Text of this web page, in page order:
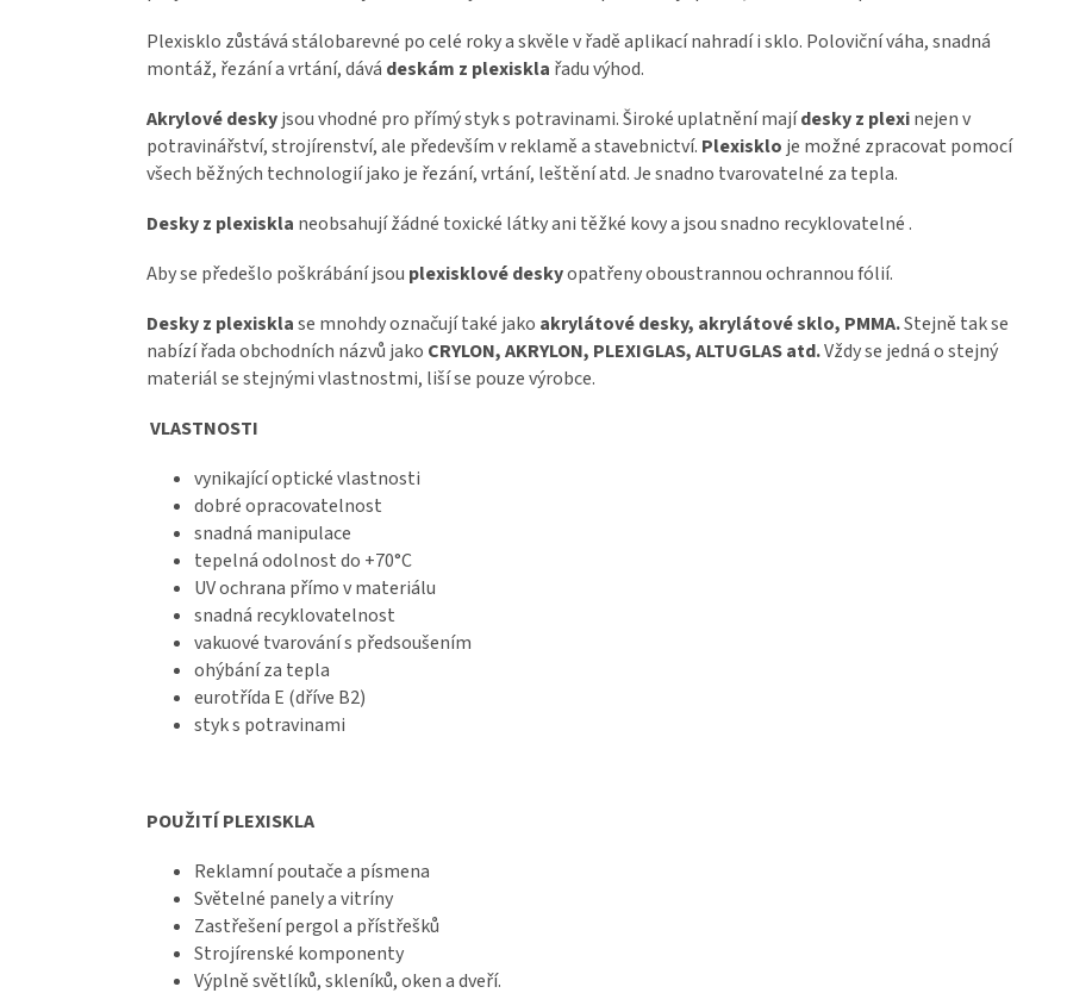
Plexisklo zůstává stálobarevné po celé roky a skvěle v řadě aplikací nahradí i sklo. Poloviční váha, snadná
montáž, řezání a vrtání, dává deskám z plexiskla řadu výhod.
Akrylové deskyjsou vhodné pro přímý styk s potravinami. Široké uplatnění majídesky z plexinejen v
potravinářství, strojírenství, ale především v reklamě a stavebnictví. Plexisklo je možné zpracovat pomocí
všech běžných technologií jako je řezání, vrtání, leštění atd. Je snadno tvarovatelné za tepla.
Desky z plexiskla neobsahují žádné toxické látky ani těžké kovy a jsou snadno recyklovatelné .
Aby se předešlo poškrábání jsou plexisklové deskyopatřeny oboustrannou ochrannou fólií.
Desky z plexisklase mnohdy označují také jako akrylátové desky, akrylátové sklo, PMMA.Stejně tak se
nabízí řada obchodních názvů jako CRYLON, AKRYLON, PLEXIGLAS, ALTUGLAS atd.Vždy se jedná o stejný
materiál se stejnými vlastnostmi, liší se pouze výrobce.
VLASTNOSTI
vynikající optické vlastnosti
dobré opracovatelnost
snadná manipulace
tepelná odolnost do +70°C
UV ochrana přímo v materiálu
snadná recyklovatelnost
vakuové tvarování s předsoušením
ohýbání za tepla
eurotřída E (dříve B2)
styk s potravinami
POUŽITÍ PLEXISKLA
Reklamní poutače a písmena
Světelné panely a vitríny
Zastřešení pergol a přístřešků
Strojírenské komponenty
Výplně světlíků, skleníků, oken a dveří.